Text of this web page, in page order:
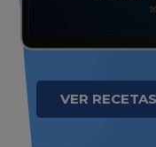
VER